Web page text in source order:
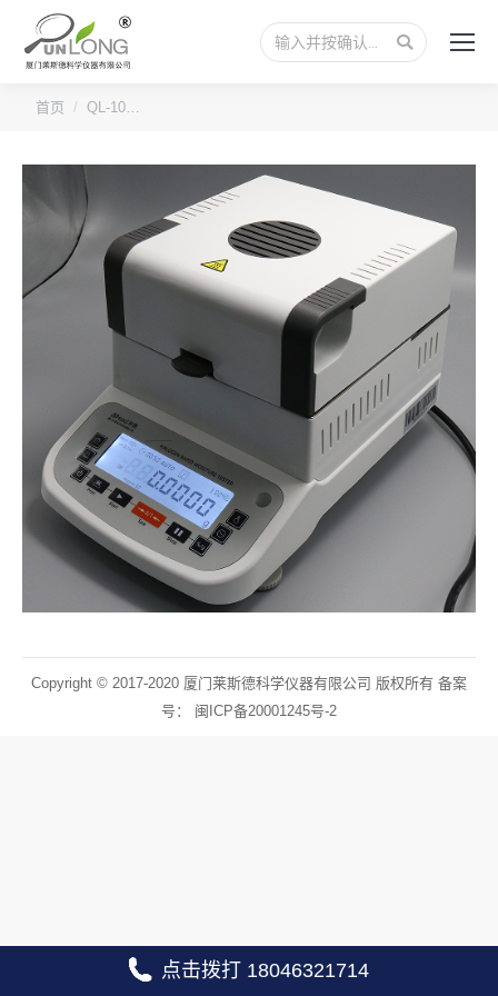
搜
索：
您的位置：
首页 QL-10…
Copyright © 2017-2020 厦门莱斯德科学仪器有限公司 版权所有 备案
号： 闽ICP备20001245号-2
点击拨打 18046321714